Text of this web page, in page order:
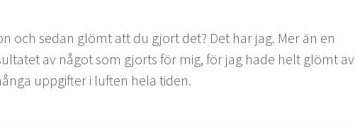
och sedan glömt att du gjort det? Det har jag. Mer än en
av något som gjorts för mig, för jag hade helt glömt av
uppgifter i luften hela tiden.